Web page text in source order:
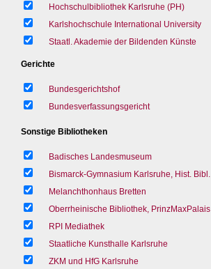
Hochschulbibliothek Karlsruhe (PH)
Karlshochschule International University
Staatl. Akademie der Bildenden Künste
Gerichte
Bundesgerichtshof
Bundesverfassungsgericht
Sonstige Bibliotheken
Badisches Landesmuseum
Bismarck-Gymnasium Karlsruhe, Hist. Bibl.
Melanchthonhaus Bretten
Oberrheinische Bibliothek, PrinzMaxPalais
RPI Mediathek
Staatliche Kunsthalle Karlsruhe
ZKM und HfG Karlsruhe